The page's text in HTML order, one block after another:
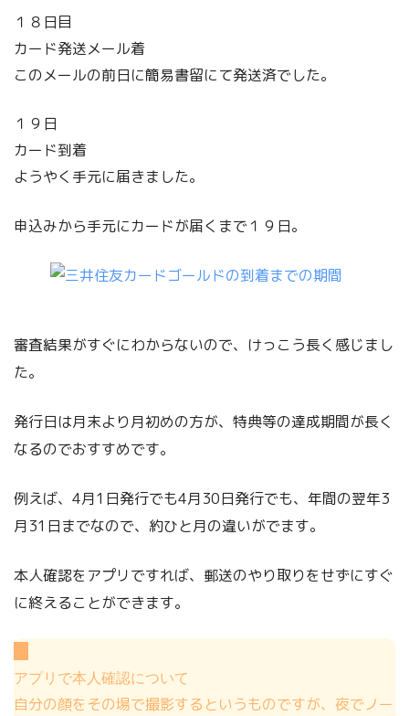
１８日目
カード発送メール着
このメールの前日に簡易書留にて発送済でした。
１９日
カード到着
ようやく手元に届きました。
申込みから手元にカードが届くまで１９日。
審査結果がすぐにわからないので、けっこう長く感じまし
た。
発行日は月末より月初めの方が、特典等の達成期間が長く
なるのでおすすめです。
例えば、4月1日発行でも4月30日発行でも、年間の翌年3
月31日までなので、約ひと月の違いがでます。
本人確認をアプリですれば、郵送のやり取りをせずにすぐ
に終えることができます。
アプリで本人確認について
自分の顔をその場で撮影するというものですが、夜でノー